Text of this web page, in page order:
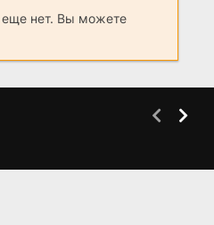
нет. Вы можете